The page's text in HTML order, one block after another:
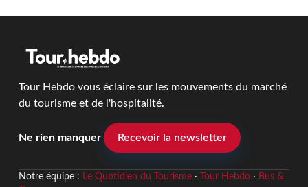
Tour Hebdo vous éclaire sur les mouvements du marché
du tourisme et de l'hospitalité.
Ne rien manquer Recevoir la newsletter
Notre équipe : Le Quotidien du Tourisme· Tour Hebdo· Bus &